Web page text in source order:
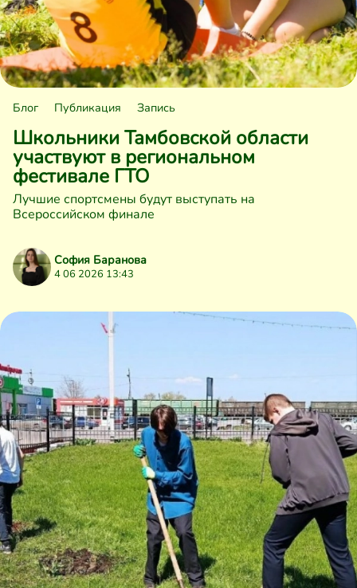
Блог Публикация Запись
Школьники Тамбовской области
участвуют в региональном
фестивале ГТО
Лучшие спортсмены будут выступать на
Всероссийском финале
София Баранова
4 06 2026 13:43